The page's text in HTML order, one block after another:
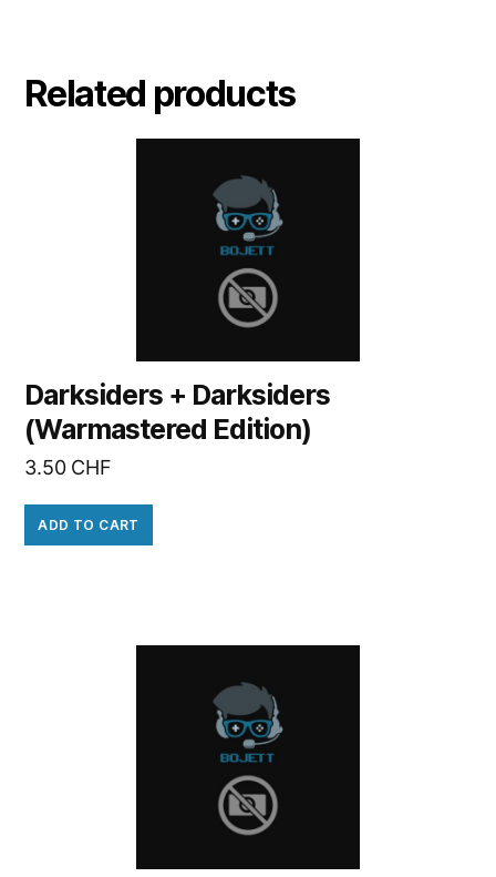
Related products
Darksiders + Darksiders
(Warmastered Edition)
3.50 CHF
ADD TO CART